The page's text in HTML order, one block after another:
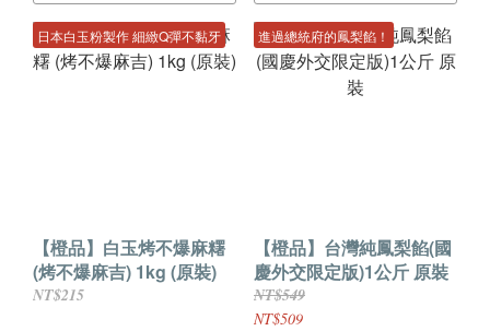
日本白玉粉製作 細緻Q彈不黏牙
【橙品】白玉烤不爆麻糬
(烤不爆麻吉) 1kg (原裝)
NT$215
進過總統府的鳳梨餡！
【橙品】台灣純鳳梨餡(國
慶外交限定版)1公斤 原裝
NT$549
NT$509